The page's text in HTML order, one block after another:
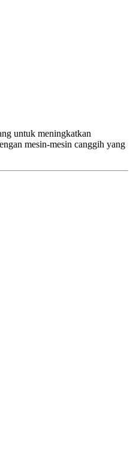
untuk meningkatkan
mesin-mesin canggih yang